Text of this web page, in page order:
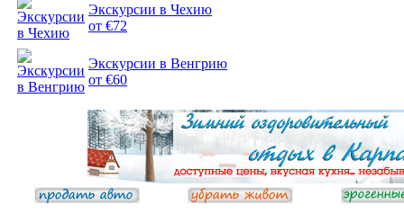
Экскурсии в Чехию
от €72
Экскурсии в Венгрию
от €60